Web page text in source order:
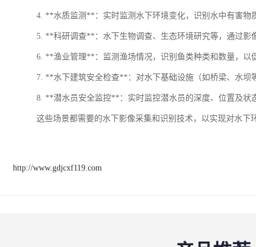
4. **水质监测**：实时监测水下环境变化，识别水中有害物
5. **科研调查**：水下生物调查、生态环境研究等，通过影
6. **渔业管理**：监测渔场情况，识别鱼类种类和数量，以
7. **水下建筑安全检查**：对水下基础设施（如桥梁、水坝
8. **潜水员安全监控**：实时监控潜水员的深度、位置及状
这些场景都需要的水下影像采集和识别技术，以实现对水下
http://www.gdjcxf119.com